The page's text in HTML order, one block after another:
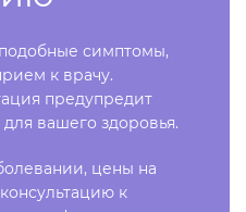
симптомы,
к врачу.
предупредит
вашего здоровья.
цены на
к